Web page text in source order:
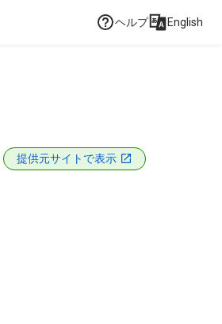
ヘルプ English
提供元サイトで表示